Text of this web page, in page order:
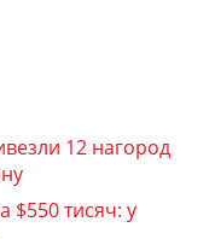
12 нагород
$550 тисяч: у